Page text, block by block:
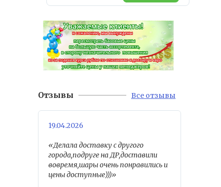
Отзывы Все отзывы
19.04.2026
«Делала доставку с другого
города,подруге на ДР,доставили
вовремя,шары очень понравились и
цены доступные)))»